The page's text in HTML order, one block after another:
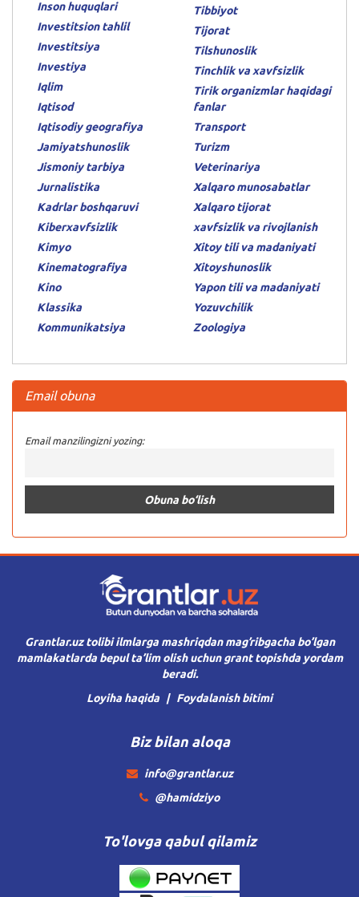
Inson huquqlari
Investitsion tahlil
Investitsiya
Investiya
Iqlim
Iqtisod
Iqtisodiy geografiya
Jamiyatshunoslik
Jismoniy tarbiya
Jurnalistika
Kadrlar boshqaruvi
Kiberxavfsizlik
Kimyo
Kinematografiya
Kino
Klassika
Kommunikatsiya
Tibbiyot
Tijorat
Tilshunoslik
Tinchlik va xavfsizlik
Tirik organizmlar haqidagi
fanlar
Transport
Turizm
Veterinariya
Xalqaro munosabatlar
Xalqaro tijorat
xavfsizlik va rivojlanish
Xitoy tili va madaniyati
Xitoyshunoslik
Yapon tili va madaniyati
Yozuvchilik
Zoologiya
Email obuna
Email manzilingizni yozing:
Grantlar.uz tolibi ilmlarga mashriqdan mag’ribgacha bo’lgan
mamlakatlarda bepul ta’lim olish uchun grant topishda yordam
beradi.
Loyiha haqida
Foydalanish bitimi
Biz bilan aloqa
info@grantlar.uz
@hamidziyo
To'lovga qabul qilamiz